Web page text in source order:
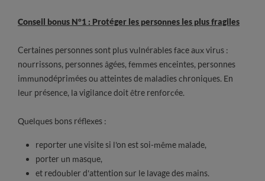
Conseil bonus N°1 : Protéger les personnes les plus fragiles
Certaines personnes sont plus vulnérables face aux virus :
nourrissons, personnes âgées, femmes enceintes, personnes
immunodéprimées ou atteintes de maladies chroniques. En
leur présence, la vigilance doit être renforcée.
Quelques bons réflexes :
reporter une visite si l'on est soi-même malade,
porter un masque,
et redoubler d'attention sur le lavage des mains.